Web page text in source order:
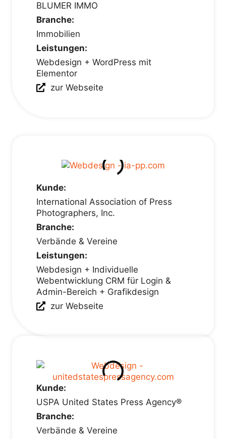
BLUMER IMMO
Branche:
Immobilien
Leistungen:
Webdesign + WordPress mit
Elementor
zur Webseite
Kunde:
International Association of Press
Photographers, Inc.
Branche:
Verbände & Vereine
Leistungen:
Webdesign + Individuelle
Webentwicklung CRM für Login &
Admin-Bereich + Grafikdesign
zur Webseite
Kunde:
USPA United States Press Agency®
Branche:
Verbände & Vereine